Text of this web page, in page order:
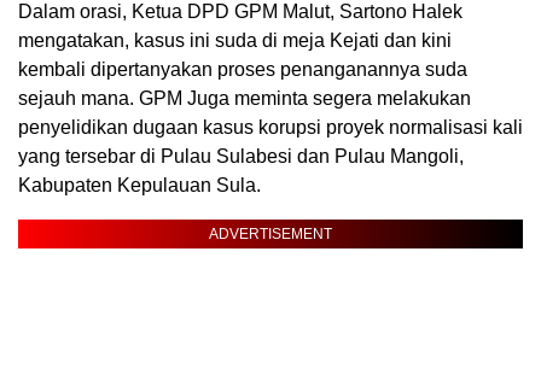
Dalam orasi, Ketua DPD GPM Malut, Sartono Halek
mengatakan, kasus ini suda di meja Kejati dan kini
kembali dipertanyakan proses penanganannya suda
sejauh mana. GPM Juga meminta segera melakukan
penyelidikan dugaan kasus korupsi proyek normalisasi kali
yang tersebar di Pulau Sulabesi dan Pulau Mangoli,
Kabupaten Kepulauan Sula.
ADVERTISEMENT